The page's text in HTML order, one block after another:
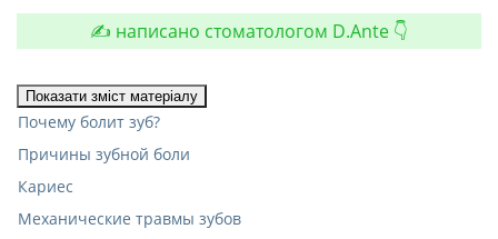
✍️ написано стоматологом D.Ante 👇
Показати зміст матеріалу
Почему болит зуб?
Причины зубной боли
Кариес
Механические травмы зубов